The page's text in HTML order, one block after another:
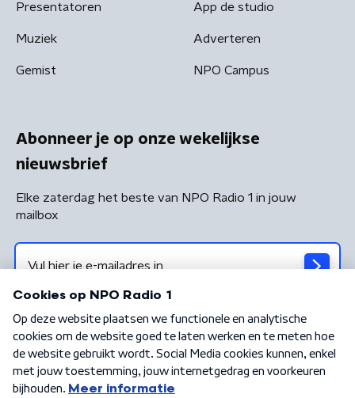
Presentatoren
Muziek
Gemist
App de studio
Adverteren
NPO Campus
Abonneer je op onze wekelijkse
nieuwsbrief
Elke zaterdag het beste van NPO Radio 1 in jouw
mailbox
Algemene voorwaarden